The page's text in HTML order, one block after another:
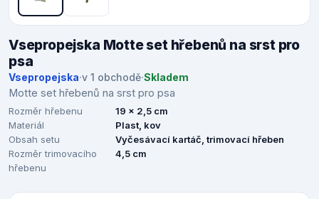
Vsepropejska Motte set hřebenů na srst pro
psa
Vsepropejska·v 1 obchodě·Skladem
Motte set hřebenů na srst pro psa
Rozměr hřebenu
19 x 2,5 cm
Materiál
Plast, kov
Obsah setu
Vyčesávací kartáč, trimovací hřeben
Rozměr trimovacího
hřebenu
4,5 cm